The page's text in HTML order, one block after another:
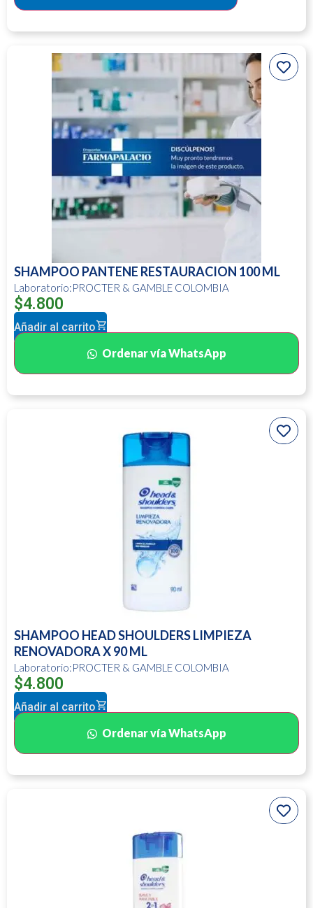
SHAMPOO PANTENE RESTAURACION 100 ML
Laboratorio:PROCTER & GAMBLE COLOMBIA
$4.800
Añadir al carrito
Ordenar vía WhatsApp
SHAMPOO HEAD SHOULDERS LIMPIEZA
RENOVADORA X 90 ML
Laboratorio:PROCTER & GAMBLE COLOMBIA
$4.800
Añadir al carrito
Ordenar vía WhatsApp